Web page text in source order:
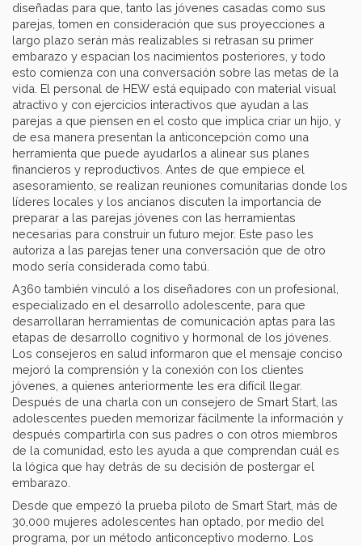
diseñadas para que, tanto las jóvenes casadas como sus
parejas, tomen en consideración que sus proyecciones a
largo plazo serán más realizables si retrasan su primer
embarazo y espacian los nacimientos posteriores, y todo
esto comienza con una conversación sobre las metas de la
vida. El personal de HEW está equipado con material visual
atractivo y con ejercicios interactivos que ayudan a las
parejas a que piensen en el costo que implica criar un hijo, y
de esa manera presentan la anticoncepción como una
herramienta que puede ayudarlos a alinear sus planes
financieros y reproductivos. Antes de que empiece el
asesoramiento, se realizan reuniones comunitarias donde los
líderes locales y los ancianos discuten la importancia de
preparar a las parejas jóvenes con las herramientas
necesarias para construir un futuro mejor. Este paso les
autoriza a las parejas tener una conversación que de otro
modo sería considerada como tabú.
A360 también vinculó a los diseñadores con un profesional,
especializado en el desarrollo adolescente, para que
desarrollaran herramientas de comunicación aptas para las
etapas de desarrollo cognitivo y hormonal de los jóvenes.
Los consejeros en salud informaron que el mensaje conciso
mejoró la comprensión y la conexión con los clientes
jóvenes, a quienes anteriormente les era difícil llegar.
Después de una charla con un consejero de Smart Start, las
adolescentes pueden memorizar fácilmente la información y
después compartirla con sus padres o con otros miembros
de la comunidad, esto les ayuda a que comprendan cuál es
la lógica que hay detrás de su decisión de postergar el
embarazo.
Desde que empezó la prueba piloto de Smart Start, más de
30,000 mujeres adolescentes han optado, por medio del
programa, por un método anticonceptivo moderno. Los